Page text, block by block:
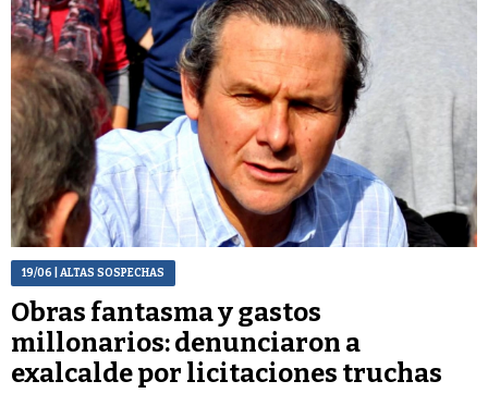
19/06 | ALTAS SOSPECHAS
Obras fantasma y gastos
millonarios: denunciaron a
exalcalde por licitaciones truchas